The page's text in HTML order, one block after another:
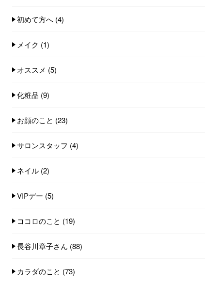
初めて方へ (4)
メイク (1)
オススメ (5)
化粧品 (9)
お顔のこと (23)
サロンスタッフ (4)
ネイル (2)
VIPデー (5)
ココロのこと (19)
長谷川章子さん (88)
カラダのこと (73)